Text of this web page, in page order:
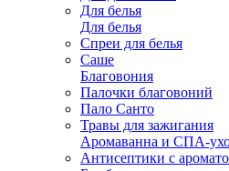
Для белья
Для белья
Спреи для белья
Саше
Благовония
Палочки благовоний
Пало Санто
Травы для зажигания
Аромаванна и СПА-
Антисептики с